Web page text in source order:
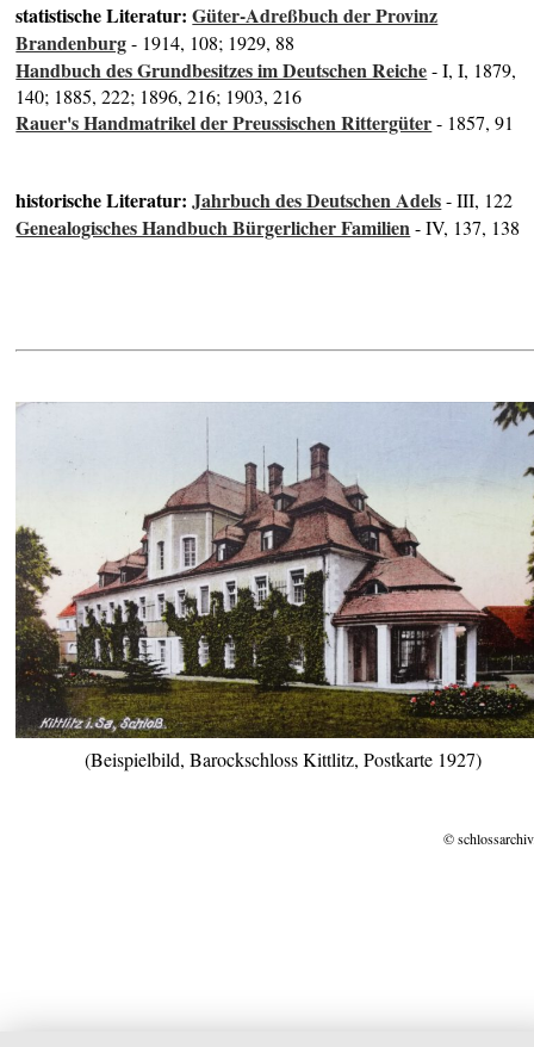
statistische Literatur:Güter-Adreßbuch der Provinz
Brandenburg- 1914, 108; 1929, 88
Handbuch des Grundbesitzes im Deutschen Reiche- I, I, 1879,
140; 1885, 222; 1896, 216; 1903, 216
Rauer's Handmatrikel der Preussischen Rittergüter- 1857, 91
historische Literatur:Jahrbuch des Deutschen Adels- III, 122
Genealogisches Handbuch Bürgerlicher Familien- IV, 137, 138
(Beispielbild, Barockschloss Kittlitz, Postkarte 1927)
©